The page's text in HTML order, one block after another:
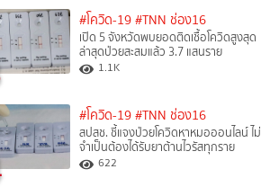
#โควิด-19 #TNN ช่อง16
เปิด 5 จังหวัดพบยอดติดเชื้อโควิดสูงสุด
ล่าสุดป่วยสะสมแล้ว 3.7 แสนราย
1.1K
#โควิด-19 #TNN ช่อง16
สปสช. ชี้แจงป่วยโควิดหาหมอออนไลน์ ไม่
จำเป็นต้องได้รับยาต้านไวรัสทุกราย
622